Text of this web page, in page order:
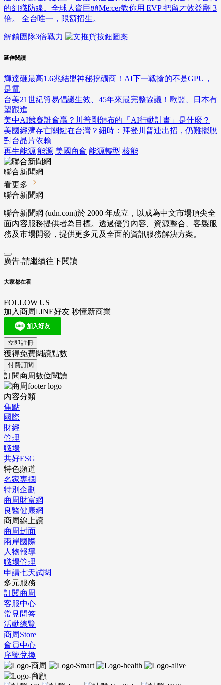
的組織防線。全球人資巨頭Mercer教你用 EVP 把留才效益翻 3
倍。 全台唯一，限額招生。
解鎖團隊3倍戰力
延伸閱讀
輝達砸最高1.6兆結盟神秘挖礦商！AI下一戰搶的不是GPU，
是電
台美21世紀貿易倡議生效、45年來最完整協議！歐盟、日本有
望跟進
美中AI競賽誰會贏？川普剛頒布的「AI行動計畫」是什麼？
美國經濟存亡關鍵在台灣？紐時：拜登川普連出招，仍難擺脫
對台晶片依賴
再生能源 能源 美國商會 能源轉型 核能
聯合新聞網
看更多
聯合新聞網
聯合新聞網 (udn.com)於 2000 年成立，以成為中文市場頂尖全
面內容服務提供者為目標。透過優質內容、資源整合、客製服
務及市場開發，提供更多元及全面的資訊服務解決方案。
廣告-請繼續往下閱讀
大家都在看
FOLLOW US
加入商周LINE好友 秒懂新商業
立即註冊
獲得免費閱讀點數
付費訂閱
訂閱商周數位閱讀
內容分類
焦點
國際
財經
管理
職場
共好ESG
特色頻道
名家專欄
特別企劃
商周財富網
良醫健康網
商周線上讀
商周封面
兩岸國際
人物報導
職場管理
申請七天試閱
多元服務
訂閱商周
客服中心
常見問答
活動總覽
商周Store
會員中心
序號兌換